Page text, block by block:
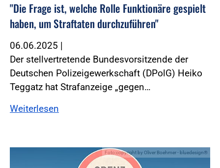
"Die Frage ist, welche Rolle Funktionäre gespielt
haben, um Straftaten durchzuführen"
06.06.2025 |
Der stellvertretende Bundesvorsitzende der
Deutschen Polizeigewerkschaft (DPolG) Heiko
Teggatz hat Strafanzeige „gegen…
Weiterlesen
Foto:copyright by Oliver Boehmer - bluedesign®